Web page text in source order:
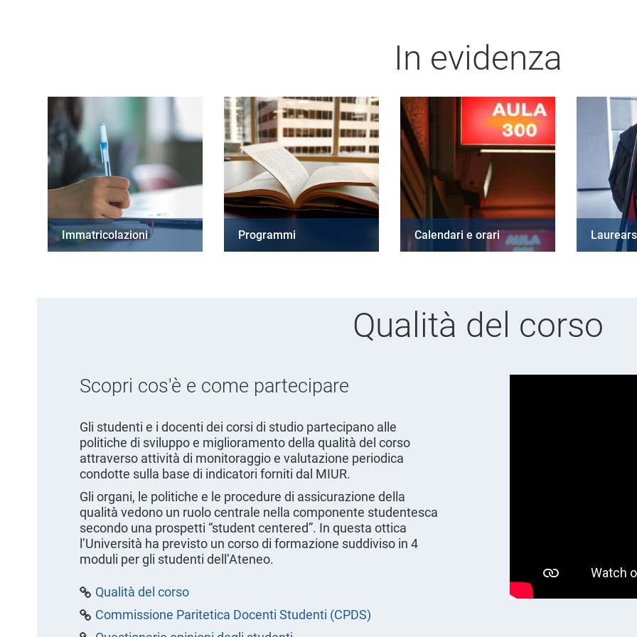
In evidenza
Immatricolazioni Programmi Calendari e orari
Qualità del corso
Scopri cos'è e come partecipare
Gli studenti e i docenti dei corsi di studio partecipano alle
politiche di sviluppo e miglioramento della qualità del corso
attraverso attività di monitoraggio e valutazione periodica
condotte sulla base di indicatori forniti dal MIUR.
Gli organi, le politiche e le procedure di assicurazione della
qualità vedono un ruolo centrale nella componente studentesca
secondo una prospetti “student centered”. In questa ottica
l’Università ha previsto un corso di formazione suddiviso in 4
moduli per gli studenti dell’Ateneo.
Qualità del corso
Commissione Paritetica Docenti Studenti (CPDS)